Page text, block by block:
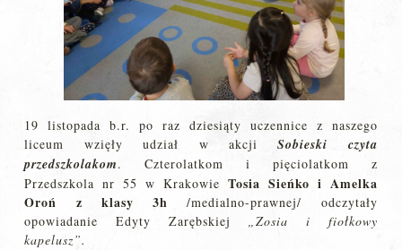
19 listopada b.r. po raz dziesiąty uczennice z naszego
liceum wzięły udział w akcjiSobieski czyta
przedszkolakom. Czterolatkom i pięciolatkom z
Przedszkola nr 55 w Krakowie Tosia Sieńko i Amelka
Oroń z klasy 3h /medialno-prawnej/ odczytały
opowiadanie Edyty Zarębskiej „Zosia i fiołkowy
kapelusz”.